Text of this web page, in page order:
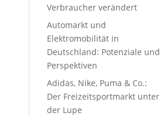
Verbraucher verändert
Automarkt und
Elektromobilität in
Deutschland: Potenziale und
Perspektiven
Adidas, Nike, Puma & Co.:
Der Freizeitsportmarkt unter
der Lupe